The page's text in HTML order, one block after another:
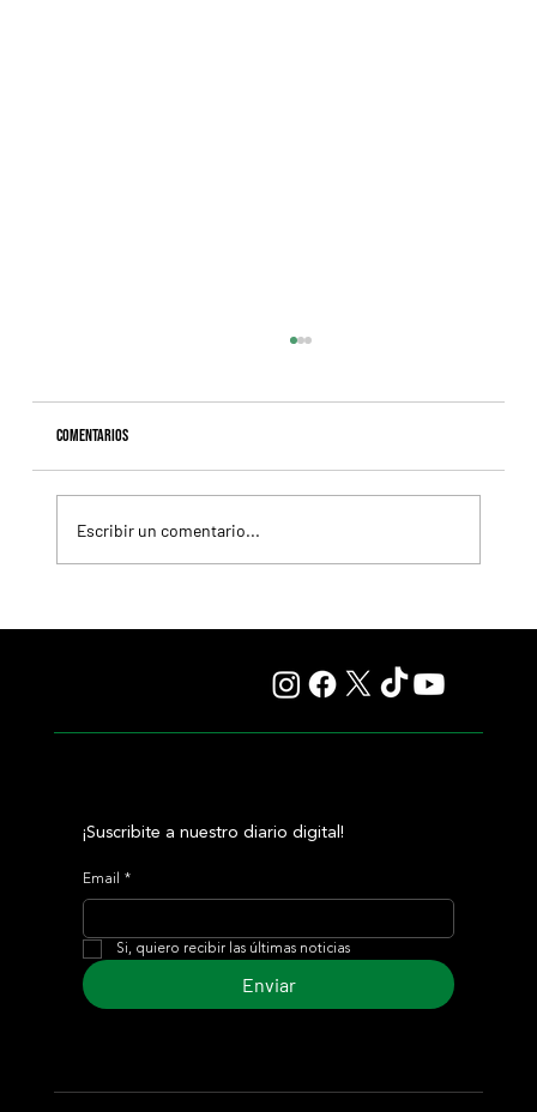
Comentarios
Escribir un comentario...
¡Suscribite a nuestro diario digital!
Email *
Si, quiero recibir las últimas noticias
Enviar